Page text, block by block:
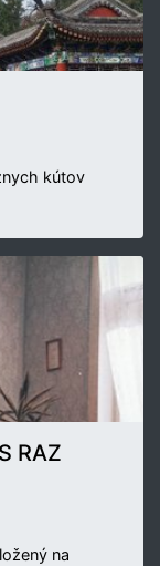
kútov
RAZ
na